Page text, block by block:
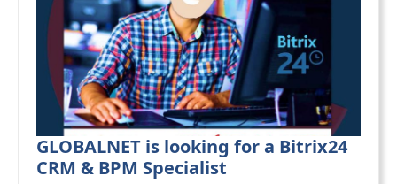
GLOBALNET is looking for a Bitrix24
CRM & BPM Specialist